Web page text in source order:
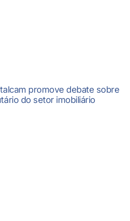
promove debate sobre
do setor imobiliário